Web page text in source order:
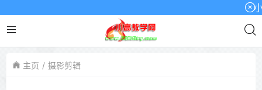
小
主页 摄影剪辑